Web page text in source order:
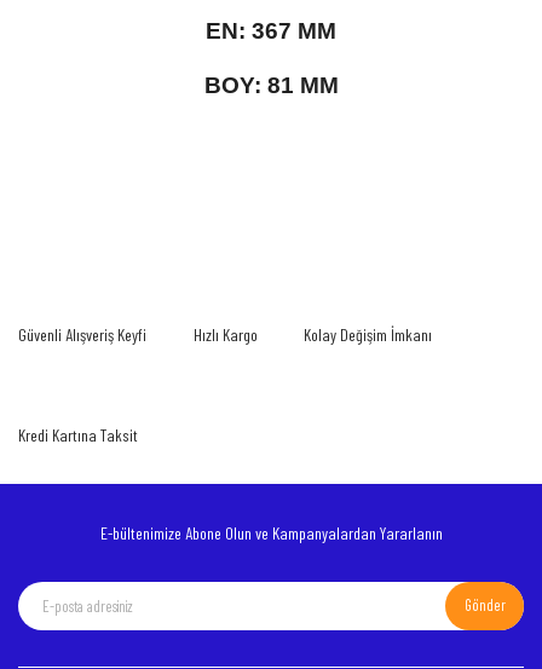
EN: 367 MM
BOY: 81 MM
Ürün açıklamasında eksik bilgiler bulunuyor.
Güvenli Alışveriş Keyfi Hızlı Kargo Kolay Değişim İmkanı
Kredi Kartına Taksit
E-bültenimize Abone Olun ve Kampanyalardan Yararlanın
Gönder